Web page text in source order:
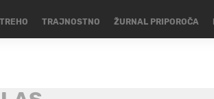
TRAJNOSTNO ŽURNAL PRIPOROČA